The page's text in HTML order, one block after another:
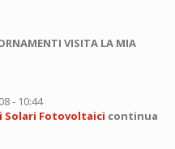
VISITA LA MIA
- 10:44
Solari Fotovoltaici continua